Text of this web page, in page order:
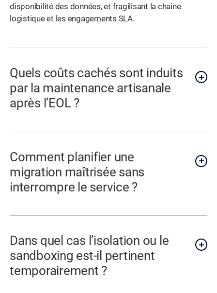
disponibilité des données, et fragilisant la chaîne
logistique et les engagements SLA.
Quels coûts cachés sont induits
par la maintenance artisanale
après l’EOL ?
Comment planifier une
migration maîtrisée sans
interrompre le service ?
Dans quel cas l’isolation ou le
sandboxing est-il pertinent
temporairement ?